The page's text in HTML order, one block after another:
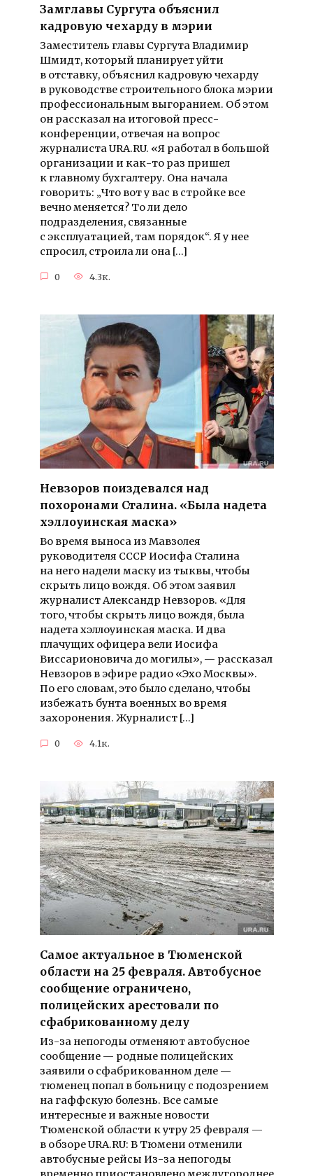
Замглавы Сургута объяснил
кадровую чехарду в мэрии
Заместитель главы Сургута Владимир
Шмидт, который планирует уйти
в отставку, объяснил кадровую чехарду
в руководстве строительного блока мэрии
профессиональным выгоранием. Об этом
он рассказал на итоговой пресс-
конференции, отвечая на вопрос
журналиста URA.RU. «Я работал в большой
организации и как-то раз пришел
к главному бухгалтеру. Она начала
говорить: „Что вот у вас в стройке все
вечно меняется? То ли дело
подразделения, связанные
с эксплуатацией, там порядок“. Я у нее
спросил, строила ли она […]
0 4.3к.
Невзоров поиздевался над
похоронами Сталина. «Была надета
хэллоуинская маска»
Во время выноса из Мавзолея
руководителя СССР Иосифа Сталина
на него надели маску из тыквы, чтобы
скрыть лицо вождя. Об этом заявил
журналист Александр Невзоров. «Для
того, чтобы скрыть лицо вождя, была
надета хэллоуинская маска. И два
плачущих офицера вели Иосифа
Виссарионовича до могилы», — рассказал
Невзоров в эфире радио «Эхо Москвы».
По его словам, это было сделано, чтобы
избежать бунта военных во время
захоронения. Журналист […]
0 4.1к.
Самое актуальное в Тюменской
области на 25 февраля. Автобусное
сообщение ограничено,
полицейских арестовали по
сфабрикованному делу
Из-за непогоды отменяют автобусное
сообщение — родные полицейских
заявили о сфабрикованном деле —
тюменец попал в больницу с подозрением
на гаффскую болезнь. Все самые
интересные и важные новости
Тюменской области к утру 25 февраля —
в обзоре URA.RU: В Тюмени отменили
автобусные рейсы Из-за непогоды